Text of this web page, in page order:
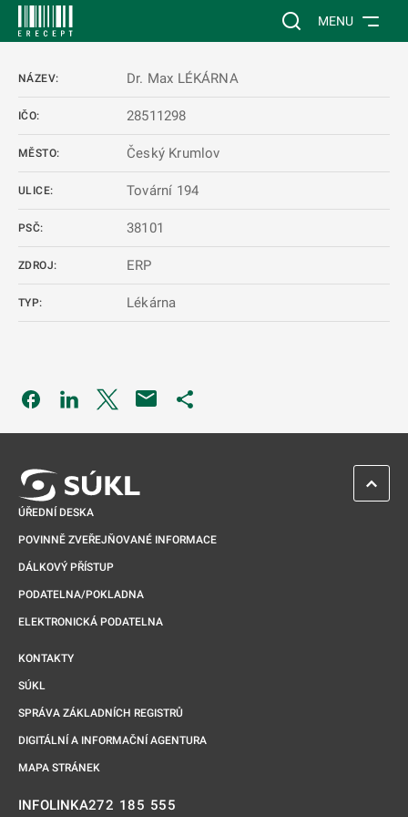
Vyhledávání na
MENU
NÁZEV: Dr. Max LÉKÁRNA
IČO: 28511298
MĚSTO: Český Krumlov
ULICE: Tovární 194
PSČ: 38101
ZDROJ: ERP
TYP: Lékárna
Odkaz se otevře na nové kartě
Odkaz se otevře na nové kartě
Odkaz se otevře na nové kartě
ÚŘEDNÍ DESKA
POVINNĚ ZVEŘEJŇOVANÉ INFORMACE
DÁLKOVÝ PŘÍSTUP
PODATELNA/POKLADNA
ELEKTRONICKÁ PODATELNA
KONTAKTY
SÚKL
SPRÁVA ZÁKLADNÍCH REGISTRŮ
DIGITÁLNÍ A INFORMAČNÍ AGENTURA
MAPA STRÁNEK
INFOLINKA272 185 555
ZPĚT